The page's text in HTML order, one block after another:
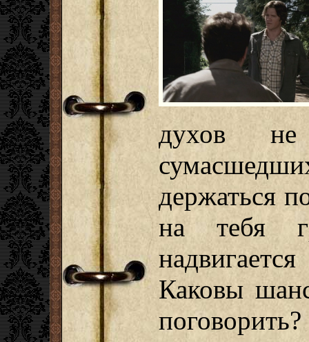
духов
держаться
на тебя
Каковы
поговорить?